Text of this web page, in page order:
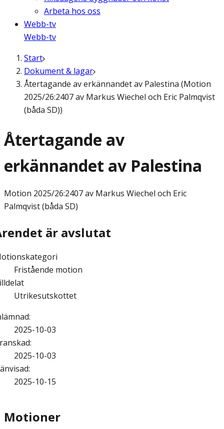
Arbeta hos oss
Webb-tv
Webb-tv
Start
Dokument & lagar
Återtagande av erkännandet av Palestina (Motion
2025/26:2407 av Markus Wiechel och Eric Palmqvist
(båda SD))
Återtagande av
erkännandet av Palestina
Motion 2025/26:2407 av Markus Wiechel och Eric
Palmqvist (båda SD)
är avslutat
Fristående motion
Utrikesutskottet
:
2025-10-03
:
2025-10-03
:
2025-10-15
Motioner